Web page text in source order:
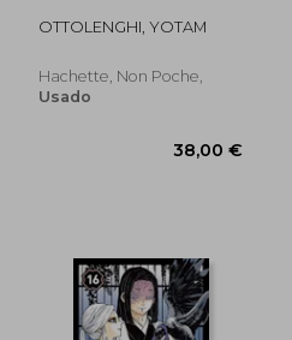
11,16 €
OTTOLENGHI, YOTAM
Hachette, Non Poche,
Usado